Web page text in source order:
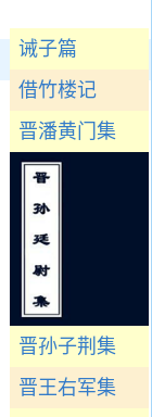
诫子篇
借竹楼记
晋潘黄门集
晋孙子荆集
晋王右军集